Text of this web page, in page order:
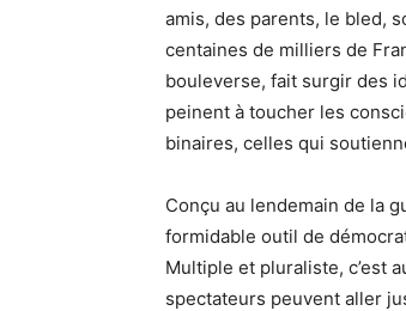
amis, des parents, le bled,
centaines de milliers de
bouleverse, fait surgir des
peinent à toucher les
binaires, celles qui
Conçu au lendemain de la
formidable outil de
Multiple et pluraliste, c’est
spectateurs peuvent aller